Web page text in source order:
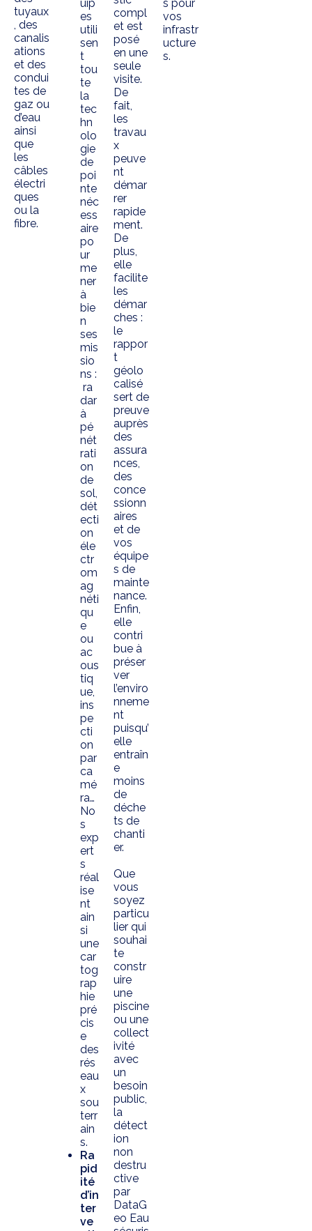
tuyaux
, des
canalis
ations
et des
condui
tes de
gaz ou
d’eau
ainsi
que
les
câbles
électri
ques
ou la
fibre.
uip
es
utili
sen
t
tou
te
la
tec
hn
olo
gie
de
poi
nte
néc
ess
aire
po
ur
me
ner
à
bie
n
ses
mis
sio
ns :
ra
dar
à
pé
nét
rati
on
de
sol,
dét
ecti
on
éle
ctr
om
ag
néti
qu
e
ou
ac
ous
tiq
ue,
ins
pe
cti
on
par
ca
mé
ra…
No
s
exp
ert
s
réal
ise
nt
ain
si
une
car
tog
rap
hie
pré
cis
e
des
rés
eau
x
sou
terr
ain
s.
Ra
pid
ité
d’in
ter
ve
compl
et est
posé
en une
seule
visite.
De
fait,
les
travau
x
peuve
nt
démar
rer
rapide
ment.
De
plus,
elle
facilite
les
démar
ches :
le
rappor
t
géolo
calisé
sert de
preuve
auprès
des
assura
nces,
des
conce
ssionn
aires
et de
vos
équipe
s de
mainte
nance.
Enfin,
elle
contri
bue à
préser
ver
l’enviro
nneme
nt
puisqu’
elle
entraîn
e
moins
de
déche
ts de
chanti
er.
Que
vous
soyez
particu
lier qui
souhai
te
constr
uire
une
piscine
ou une
collect
ivité
avec
un
besoin
public,
la
détect
ion
non
destru
ctive
par
DataG
eo Eau
s pour
vos
infrastr
ucture
s.